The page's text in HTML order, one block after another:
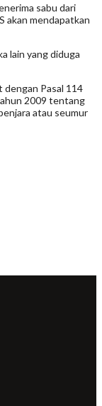
sabu dari
akan mendapatkan
lain yang diduga
dengan Pasal 114
2009 tentang
atau seumur